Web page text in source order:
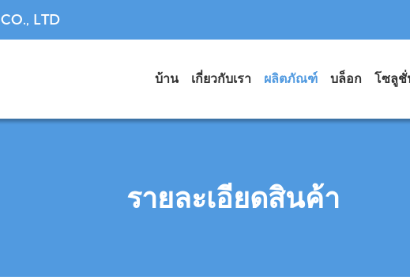
LTD
บ้าน เกี่ยวกับเรา ผลิตภัณฑ์ บล็อก โซลูชั่
รายละเอียดสินค้า